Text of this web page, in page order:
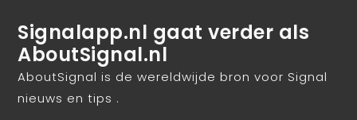
Signalapp.nl gaat verder als
AboutSignal.nl
AboutSignal is de wereldwijde bron voor Signal
nieuws en tips .